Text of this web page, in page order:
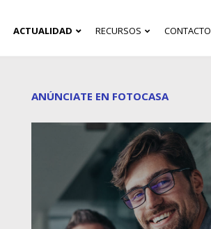
ACTUALIDAD RECURSOS CONTACTO
ANÚNCIATE EN FOTOCASA